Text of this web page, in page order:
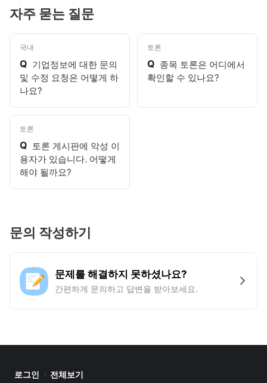
자주 묻는 질문
국내
Q 기업정보에 대한 문의
및 수정 요청은 어떻게 하
나요?
토론
Q 종목 토론은 어디에서
확인할 수 있나요?
토론
Q 토론 게시판에 악성 이
용자가 있습니다. 어떻게
해야 될까요?
문의 작성하기
문제를 해결하지 못하셨나요?
간편하게 문의하고 답변을 받아보세요.
로그인 전체보기